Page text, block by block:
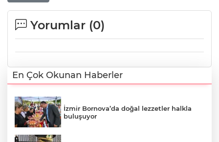
Yorumlar (0)
En Çok Okunan Haberler
İzmir Bornova’da doğal lezzetler halkla
buluşuyor